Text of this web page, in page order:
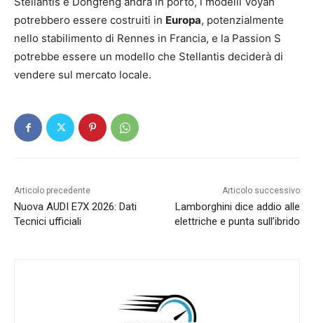
potrebbero essere costruiti in Europa, potenzialmente
nello stabilimento di Rennes in Francia, e la Passion S
potrebbe essere un modello che Stellantis deciderà di
vendere sul mercato locale.
Articolo precedente
Nuova AUDI E7X 2026: Dati
Tecnici ufficiali
Articolo successivo
Lamborghini dice addio alle
elettriche e punta sull’ibrido